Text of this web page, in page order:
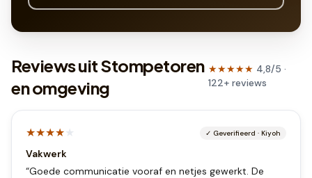
Reviews uit Stompetoren
en omgeving
★★★★★ 4,8/5 ·
122+ reviews
★★★★★ ✓ Geverifieerd · Kiyoh
Vakwerk
“Goede communicatie vooraf en netjes gewerkt. De